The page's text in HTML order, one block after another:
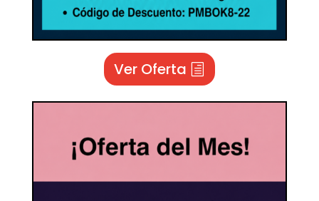
Ver Oferta